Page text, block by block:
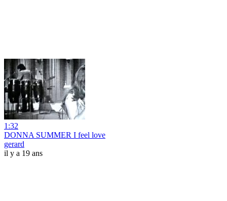
1:32
DONNA SUMMER I feel love
gerard
il y a 19 ans